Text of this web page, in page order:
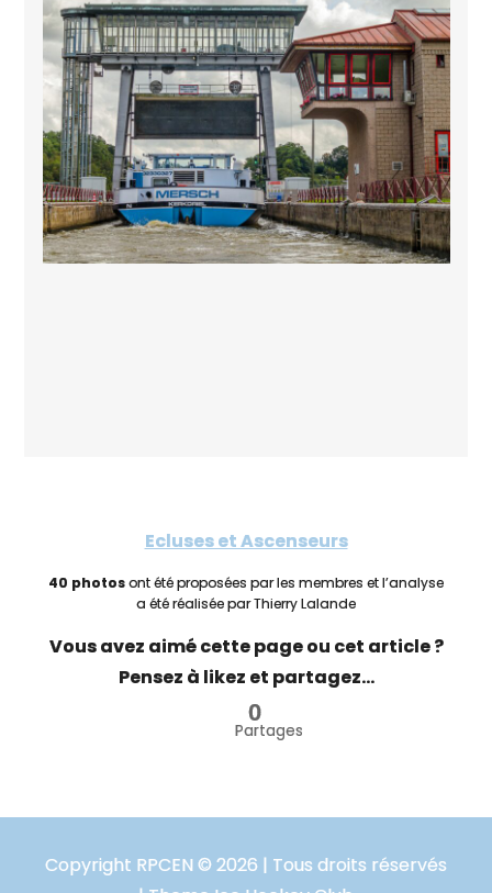
Ecluses et Ascenseurs
40 photosont été proposées par les membres et l’analyse
a été réalisée par Thierry Lalande
Vous avez aimé cette page ou cet article ?
Pensez à likez et partagez...
0
Partages
Copyright RPCEN © 2026 | Tous droits réservés